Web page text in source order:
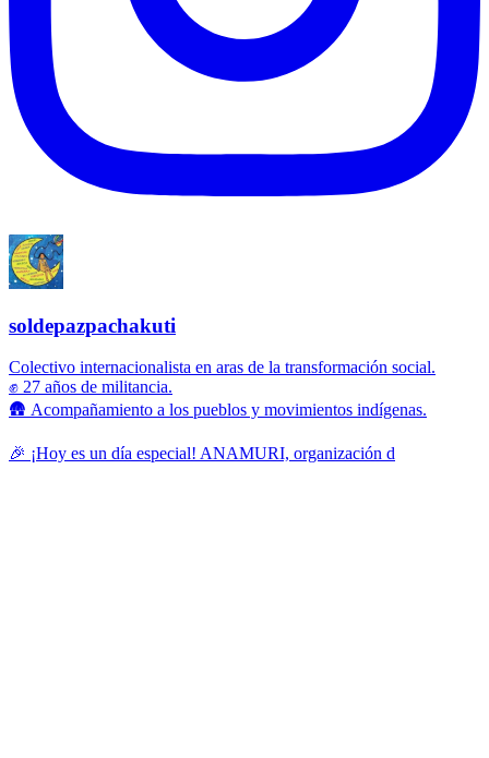
soldepazpachakuti
Colectivo internacionalista en aras de la transformación social.
✊ 27 años de militancia.
🛖 Acompañamiento a los pueblos y movimientos indígenas.
🎉 ¡Hoy es un día especial! ANAMURI, organización d